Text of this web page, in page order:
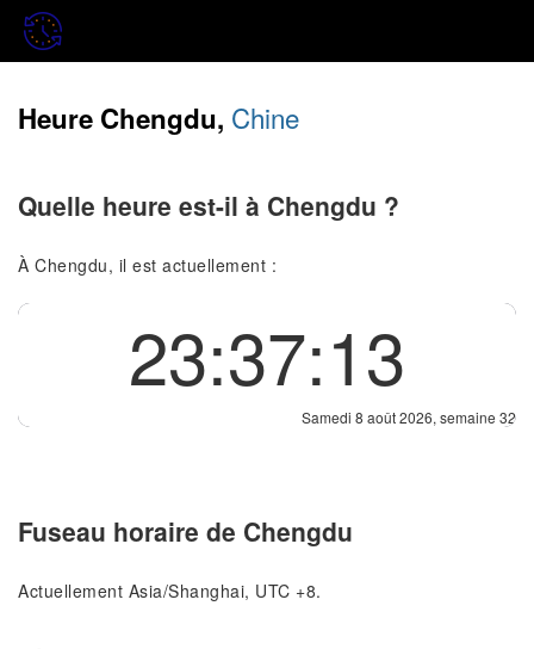
Heure Chengdu, Chine
Quelle heure est-il à Chengdu ?
À Chengdu, il est actuellement :
23:37:14
Samedi 8 août 2026, semaine 32
Fuseau horaire de Chengdu
Actuellement Asia/Shanghai, UTC +8.